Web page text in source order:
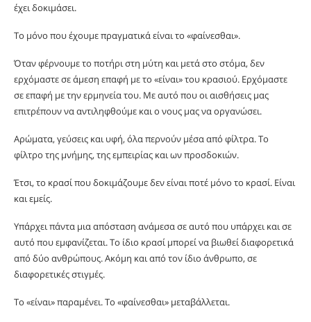
έχει δοκιμάσει.
Το μόνο που έχουμε πραγματικά είναι το «φαίνεσθαι».
Όταν φέρνουμε το ποτήρι στη μύτη και μετά στο στόμα, δεν
ερχόμαστε σε άμεση επαφή με το «είναι» του κρασιού. Ερχόμαστε
σε επαφή με την ερμηνεία του. Με αυτό που οι αισθήσεις μας
επιτρέπουν να αντιληφθούμε και ο νους μας να οργανώσει.
Αρώματα, γεύσεις και υφή, όλα περνούν μέσα από φίλτρα. Το
φίλτρο της μνήμης, της εμπειρίας και ων προσδοκιών.
Έτσι, το κρασί που δοκιμάζουμε δεν είναι ποτέ μόνο το κρασί. Είναι
και εμείς.
Υπάρχει πάντα μια απόσταση ανάμεσα σε αυτό που υπάρχει και σε
αυτό που εμφανίζεται. Το ίδιο κρασί μπορεί να βιωθεί διαφορετικά
από δύο ανθρώπους. Ακόμη και από τον ίδιο άνθρωπο, σε
διαφορετικές στιγμές.
Το «είναι» παραμένει. Το «φαίνεσθαι» μεταβάλλεται.